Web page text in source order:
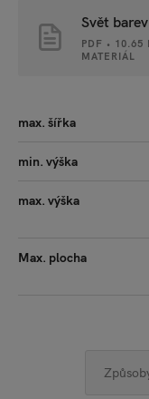
Svět barev
PDF • 10.65
MATERIÁL
max. šířka
min. výška
max. výška
Max. plocha